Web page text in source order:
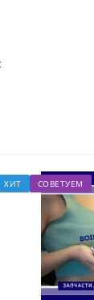
ХИТ СОВЕТУЕМ